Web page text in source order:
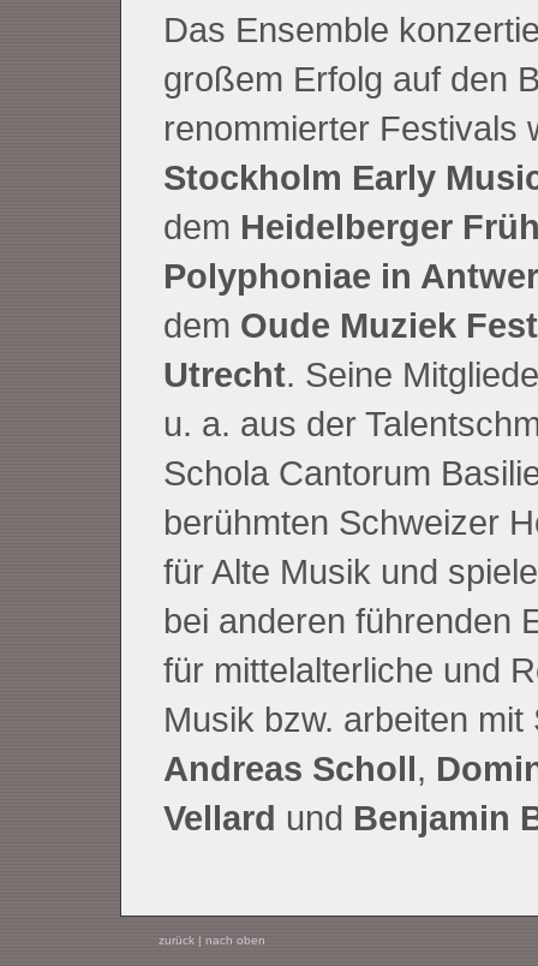
Das Ensemble
großem Erfolg auf den
renommierter Festivals
Stockholm Early
dem Heidelberger
Polyphoniae in
dem Oude Muziek
Utrecht. Seine
u. a. aus der
Schola Cantorum
berühmten Schweizer
für Alte Musik und
bei anderen führenden
für mittelalterliche und
Musik bzw. arbeiten mit
Andreas Scholl,
Vellard und Benjamin
zurück| nach oben